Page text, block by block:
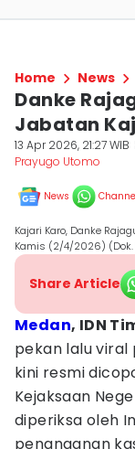
Home News
Danke
Jabatan
13 Apr 2026, 21:27 WIB
Prayugo Utomo
News
Kajari Karo, Danke
Kamis (2/4/2026) (Dok.
Share Article
Medan, IDN
pekan lalu viral
kini resmi
Kejaksaan
diperiksa oleh
penanganan